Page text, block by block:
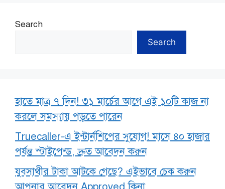
Search
Search
হাতে মাত্র ৭ দিন! ৩১ মার্চের আগে এই ১০টি কাজ না
করলে সমস্যায় পড়তে পারেন
Truecaller-এ ইন্টার্নশিপের সুযোগ! মাসে ৪০ হাজার
পর্যন্ত স্টাইপেন্ড, দ্রুত আবেদন করুন
যুবসাথীর টাকা আটকে গেছে? এইভাবে চেক করুন